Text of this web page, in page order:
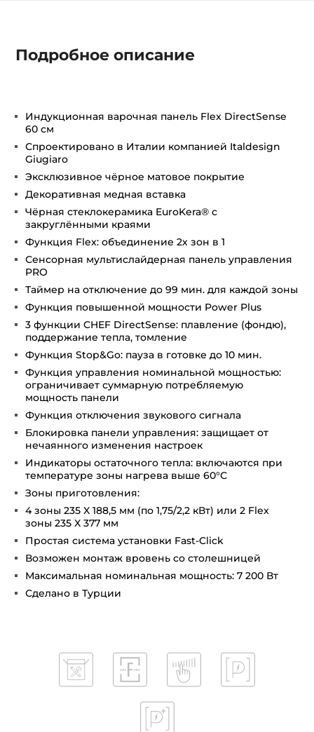
Подробное описание
Индукционная варочная панель Flex DirectSense
60 см
Спроектировано в Италии компанией Italdesign
Giugiaro
Эксклюзивное чёрное матовое покрытие
Декоративная медная вставка
Чёрная стеклокерамика EuroKera® с
закруглёнными краями
Функция Flex: объединение 2х зон в 1
Сенсорная мультислайдерная панель управления
PRO
Таймер на отключение до 99 мин. для каждой зоны
Функция повышенной мощности Power Plus
3 функции CHEF DirectSense: плавление (фондю),
поддержание тепла, томление
Функция Stop&Go: пауза в готовке до 10 мин.
Функция управления номинальной мощностью:
ограничивает суммарную потребляемую
мощность панели
Функция отключения звукового сигнала
Блокировка панели управления: защищает от
нечаянного изменения настроек
Индикаторы остаточного тепла: включаются при
температуре зоны нагрева выше 60°С
Зоны приготовления:
4 зоны 235 X 188,5 мм (по 1,75/2,2 кВт) или 2 Flex
зоны 235 X 377 мм
Простая система установки Fast-Click
Возможен монтаж вровень со столешницей
Максимальная номинальная мощность: 7 200 Вт
Сделано в Турции